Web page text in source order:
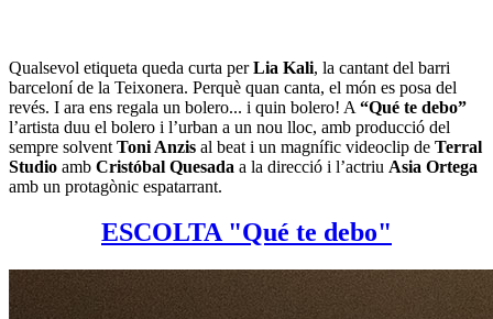
Qualsevol etiqueta queda curta perLia Kali, la cantant del barri
barceloní de la Teixonera. Perquè quan canta, el món es posa del
revés. I ara ens regala un bolero... i quin bolero! A “Qué te debo”
l’artista duu el bolero i l’urban a un nou lloc, amb producció del
sempre solvent Toni Anzis al beat i un magnífic videoclip de Terral
Studio amb Cristóbal Quesada a la direcció i l’actriu Asia Ortega
amb un protagònic espatarrant.
ESCOLTA "Qué te debo"